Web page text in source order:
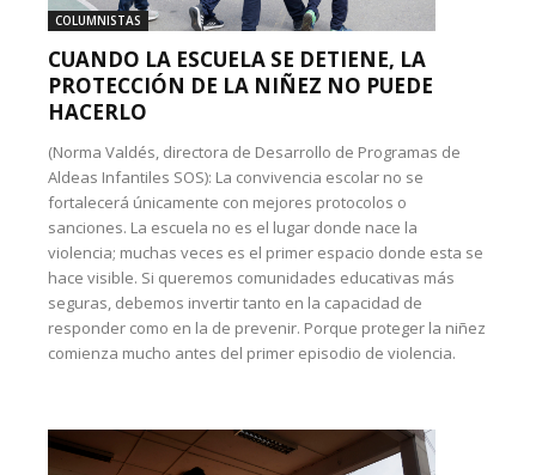
COLUMNISTAS
CUANDO LA ESCUELA SE DETIENE, LA
PROTECCIÓN DE LA NIÑEZ NO PUEDE
HACERLO
(Norma Valdés, directora de Desarrollo de Programas de
Aldeas Infantiles SOS): La convivencia escolar no se
fortalecerá únicamente con mejores protocolos o
sanciones. La escuela no es el lugar donde nace la
violencia; muchas veces es el primer espacio donde esta se
hace visible. Si queremos comunidades educativas más
seguras, debemos invertir tanto en la capacidad de
responder como en la de prevenir. Porque proteger la niñez
comienza mucho antes del primer episodio de violencia.